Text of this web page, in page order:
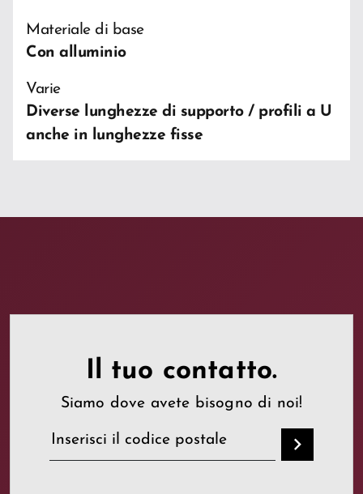
Materiale di base
Con alluminio
Varie
Diverse lunghezze di supporto / profili a U
anche in lunghezze fisse
Il tuo contatto.
Siamo dove avete bisogno di noi!